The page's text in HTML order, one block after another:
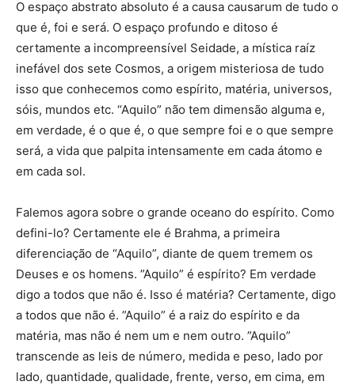
O espaço abstrato absoluto é a causa causarum de tudo o
que é, foi e será. O espaço profundo e ditoso é
certamente a incompreensível Seidade, a mística raíz
inefável dos sete Cosmos, a origem misteriosa de tudo
isso que conhecemos como espírito, matéria, universos,
sóis, mundos etc. “Aquilo” não tem dimensão alguma e,
em verdade, é o que é, o que sempre foi e o que sempre
será, a vida que palpita intensamente em cada átomo e
em cada sol.
Falemos agora sobre o grande oceano do espírito. Como
defini-lo? Certamente ele é Brahma, a primeira
diferenciação de “Aquilo”, diante de quem tremem os
Deuses e os homens. ”Aquilo” é espírito? Em verdade
digo a todos que não é. Isso é matéria? Certamente, digo
a todos que não é. ”Aquilo” é a raiz do espírito e da
matéria, mas não é nem um e nem outro. ”Aquilo”
transcende as leis de número, medida e peso, lado por
lado, quantidade, qualidade, frente, verso, em cima, em